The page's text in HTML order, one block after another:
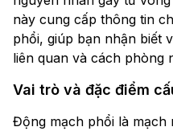
này cung cấp thông tin
phổi, giúp bạn nhận biết
liên quan và cách phòng
Vai trò và đặc điểm
Động mạch phổi là mạch